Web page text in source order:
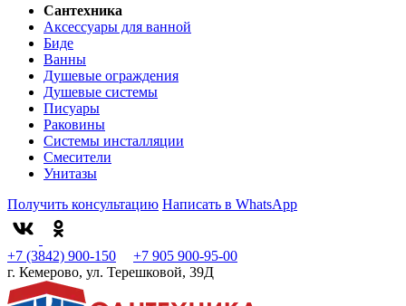
Сантехника
Аксессуары для ванной
Биде
Ванны
Душевые ограждения
Душевые системы
Писуары
Раковины
Системы инсталляции
Смесители
Унитазы
Получить консультацию Написать в WhatsApp
+7 (3842) 900-150
+7 905 900-95-00
г. Кемерово, ул. Терешковой, 39Д